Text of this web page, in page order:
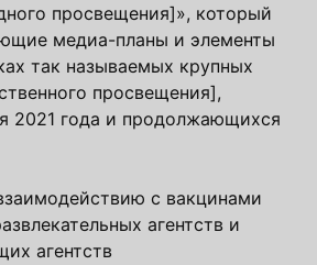
просвещения]», который
медиа-планы и элементы
так называемых крупных
просвещения],
2021 года и продолжающихся
с вакцинами
агентств и
агентств